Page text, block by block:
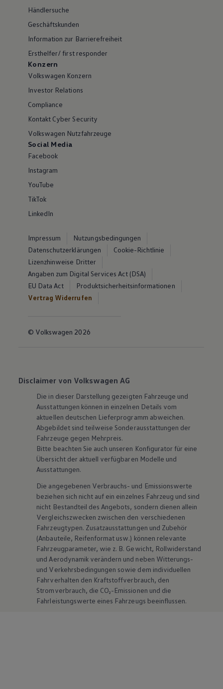
Händlersuche
Geschäftskunden
Information zur Barrierefreiheit
Ersthelfer/ first responder
Konzern
Volkswagen Konzern
Investor Relations
Compliance
Kontakt Cyber Security
Volkswagen Nutzfahrzeuge
Social Media
Facebook
Instagram
YouTube
TikTok
LinkedIn
Impressum
Nutzungsbedingungen
Datenschutzerklärungen
Cookie-Richtlinie
Lizenzhinweise Dritter
Angaben zum Digital Services Act (DSA)
EU Data Act
Produktsicherheitsinformationen
Vertrag Widerrufen
© Volkswagen 2026
Disclaimer von Volkswagen AG
Die in dieser Darstellung gezeigten Fahrzeuge und
Ausstattungen können in einzelnen Details vom
aktuellen deutschen Lieferprogramm abweichen.
Abgebildet sind teilweise Sonderausstattungen der
Fahrzeuge gegen Mehrpreis.
Bitte beachten Sie auch unseren Konfigurator für eine
Übersicht der aktuell verfügbaren Modelle und
Ausstattungen.
Die angegebenen Verbrauchs- und Emissionswerte
beziehen sich nicht auf ein einzelnes Fahrzeug und sind
nicht Bestandteil des Angebots, sondern dienen allein
Vergleichszwecken zwischen den verschiedenen
Fahrzeugtypen. Zusatzausstattungen und Zubehör
(Anbauteile, Reifenformat usw.) können relevante
Fahrzeugparameter, wie z. B. Gewicht, Rollwiderstand
und Aerodynamik verändern und neben Witterungs-
und Verkehrsbedingungen sowie dem individuellen
Fahrverhalten den Kraftstoffverbrauch, den
Stromverbrauch, die CO₂-Emissionen und die
Fahrleistungswerte eines Fahrzeugs beeinflussen.